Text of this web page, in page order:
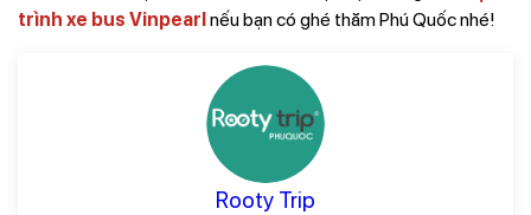
trình xe bus Vinpearlnếu bạn có ghé thăm Phú Quốc nhé!
Rooty Trip